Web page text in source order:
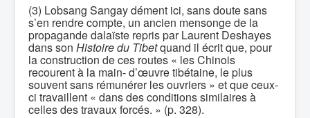
(3) Lobsang Sangay dément ici, sans doute sans
s’en rendre compte, un ancien mensonge de la
propagande dalaïste repris par Laurent Deshayes
dans son Histoire du Tibetquand il écrit que, pour
la construction de ces routes « les Chinois
recourent à la main- d’œuvre tibétaine, le plus
souvent sans rémunérer les ouvriers » et que ceux-
ci travaillent « dans des conditions similaires à
celles des travaux forcés. » (p. 328).